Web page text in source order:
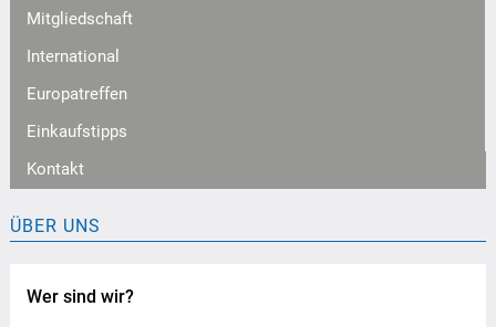
Mitgliedschaft
International
Europatreffen
Einkaufstipps
Kontakt
ÜBER UNS
Wer sind wir?